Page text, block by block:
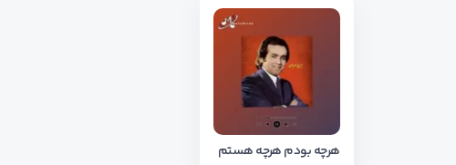
هرچه بودم هرچه هستم